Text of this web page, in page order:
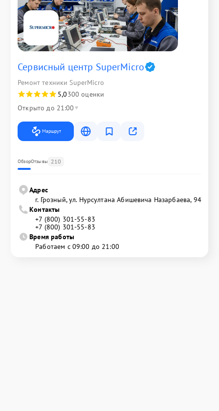
Сервисный центр SuperMicro
Ремонт техники SuperMicro
5,0300 оценки
Открыто до 21:00
Маршрут
ОбзорОтзывы 210
Адрес
г. Грозный, ул. Нурсултана Абишевича Назарбаева, 94
Контакты
+7 (800) 301-55-83
+7 (800) 301-55-83
Время работы
Работаем с 09:00 до 21:00